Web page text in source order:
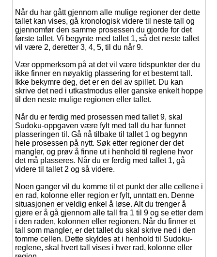
Når du har gått gjennom alle mulige regioner der dette
tallet kan vises, gå kronologisk videre til neste tall og
gjennomfør den samme prosessen du gjorde for det
første tallet. Vi begynte med tallet 1, så det neste tallet
vil være 2, deretter 3, 4, 5, til du når 9.
Vær oppmerksom på at det vil være tidspunkter der du
ikke finner en nøyaktig plassering for et bestemt tall.
Ikke bekymre deg, det er en del av spillet. Du kan
skrive det ned i utkastmodus eller ganske enkelt hoppe
til den neste mulige regionen eller tallet.
Når du er ferdig med prosessen med tallet 9, skal
Sudoku-oppgaven være fylt med tall du har funnet
plasseringen til. Gå nå tilbake til tallet 1 og begynn
hele prosessen på nytt. Søk etter regioner der det
mangler, og prøv å finne ut i henhold til reglene hvor
det må plasseres. Når du er ferdig med tallet 1, gå
videre til tallet 2 og så videre.
Noen ganger vil du komme til et punkt der alle cellene i
en rad, kolonne eller region er fylt, unntatt en. Denne
situasjonen er veldig enkel å løse. Alt du trenger å
gjøre er å gå gjennom alle tall fra 1 til 9 og se etter dem
i den raden, kolonnen eller regionen. Når du finner et
tall som mangler, er det tallet du skal skrive ned i den
tomme cellen. Dette skyldes at i henhold til Sudoku-
reglene, skal hvert tall vises i hver rad, kolonne eller